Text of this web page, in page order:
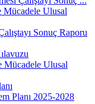
Ulusal
Sonuç Raporu
Ulusal
Planı 2025-2028